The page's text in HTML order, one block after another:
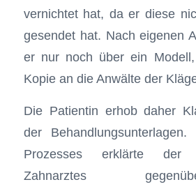
vernichtet hat, da er diese
gesendet hat. Nach eigenen
er nur noch über ein
Kopie an die Anwälte der
Die Patientin erhob daher
der
Prozesses erklärte der
Zahnarztes